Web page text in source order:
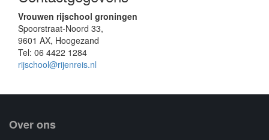
Vrouwen rijschool groningen
Spoorstraat-Noord 33,
9601 AX, Hoogezand
Tel: 06 4422 1284
rijschool@rijenreis.nl
Over ons